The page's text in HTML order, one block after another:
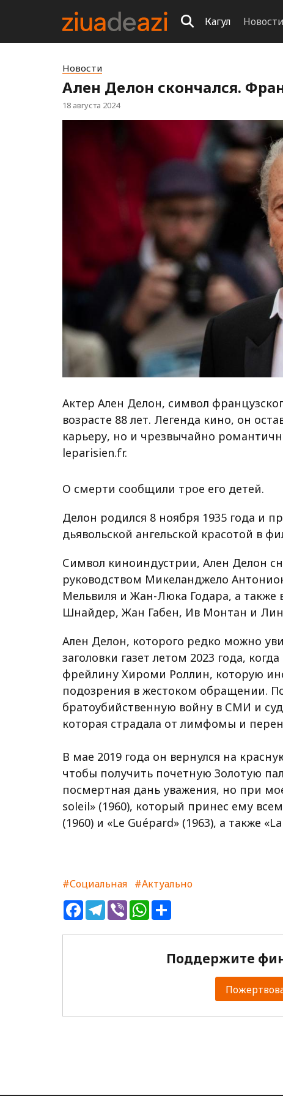
Кагул Новости
Новости
Ален Делон скончался.
18 августа 2024
Актер Ален Делон, символ
возрасте 88 лет. Легенда кино, он
карьеру, но и чрезвычайно
leparisien.fr.
О смерти сообщили трое его детей.
Делон родился 8 ноября 1935 года и
дьявольской ангельской красотой в
Символ киноиндустрии, Ален Делон
руководством Микеланджело
Мельвиля и Жан-Люка Годара, а также
Шнайдер, Жан Габен, Ив Монтан и
Ален Делон, которого редко можно
заголовки газет летом 2023 года,
фрейлину Хироми Роллин, которую
подозрения в жестоком обращении.
братоубийственную войну в СМИ и
которая страдала от лимфомы и
В мае 2019 года он вернулся на
чтобы получить почетную Золотую
посмертная дань уважения, но при
soleil» (1960), который принес ему
(1960) и «Le Guépard» (1963), а также
#Социальная #Актуально
FacebookTelegram
ViberWhatsApp
Поддержите